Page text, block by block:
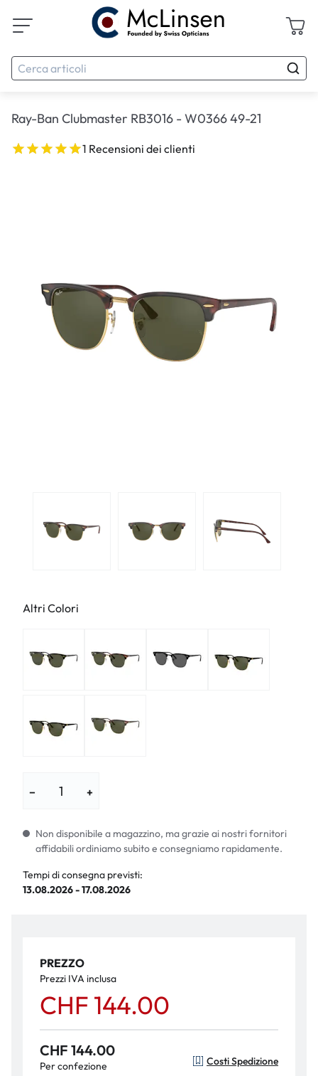
Ray-Ban Clubmaster RB3016 - W0366 49-21
1 Recensioni dei clienti
Altri Colori
− +
Non disponibile a magazzino, ma grazie ai nostri fornitori
affidabili ordiniamo subito e consegniamo rapidamente.
Tempi di consegna previsti:
13.08.2026 - 17.08.2026
PREZZO
Prezzi IVA inclusa
CHF 144.00
CHF 144.00
Per confezione Costi Spedizione